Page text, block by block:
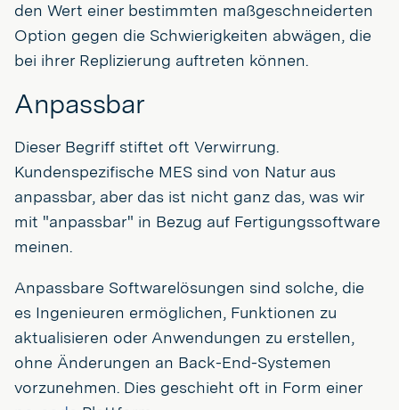
den Wert einer bestimmten maßgeschneiderten
Option gegen die Schwierigkeiten abwägen, die
bei ihrer Replizierung auftreten können.
Anpassbar
Dieser Begriff stiftet oft Verwirrung.
Kundenspezifische MES sind von Natur aus
anpassbar, aber das ist nicht ganz das, was wir
mit "anpassbar" in Bezug auf Fertigungssoftware
meinen.
Anpassbare Softwarelösungen sind solche, die
es Ingenieuren ermöglichen, Funktionen zu
aktualisieren oder Anwendungen zu erstellen,
ohne Änderungen an Back-End-Systemen
vorzunehmen. Dies geschieht oft in Form einer